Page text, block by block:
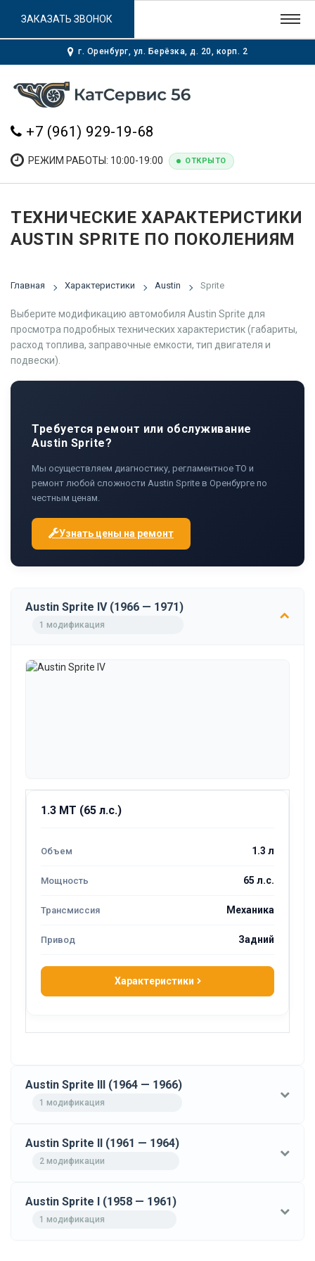
г. Оренбург, ул. Берёзка, д. 20, корп. 2
+7 (961) 929-19-68
РЕЖИМ РАБОТЫ: 10:00-19:00 ОТКРЫТО
ЗАКАЗАТЬ ЗВОНОК
ТЕХНИЧЕСКИЕ ХАРАКТЕРИСТИКИ
AUSTIN SPRITE ПО ПОКОЛЕНИЯМ
Главная Характеристики Austin Sprite
Выберите модификацию автомобиля Austin Sprite для
просмотра подробных технических характеристик (габариты,
расход топлива, заправочные емкости, тип двигателя и
подвески).
Требуется ремонт или обслуживание
Austin Sprite?
Мы осуществляем диагностику, регламентное ТО и
ремонт любой сложности Austin Sprite в Оренбурге по
честным ценам.
Узнать цены на ремонт
Austin Sprite IV (1966 — 1971)
1 модификация
1.3 MT (65 л.с.)
1.3 л
65 л.с.
Механика
Задний
Характеристики
Austin Sprite III (1964 — 1966)
1 модификация
Austin Sprite II (1961 — 1964)
2 модификации
Austin Sprite I (1958 — 1961)
1 модификация